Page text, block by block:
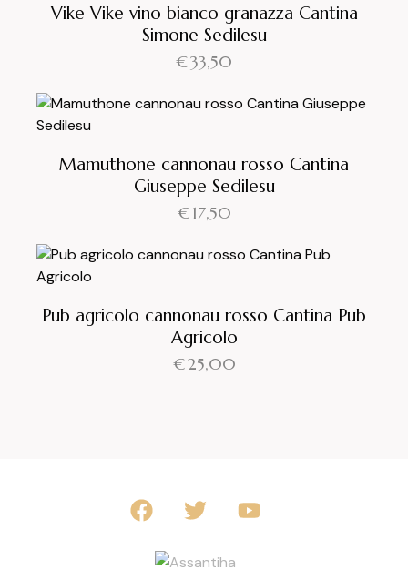
Vike Vike vino bianco granazza Cantina
Simone Sedilesu
€33,50
Mamuthone cannonau rosso Cantina
Giuseppe Sedilesu
€17,50
Pub agricolo cannonau rosso Cantina Pub
Agricolo
€25,00